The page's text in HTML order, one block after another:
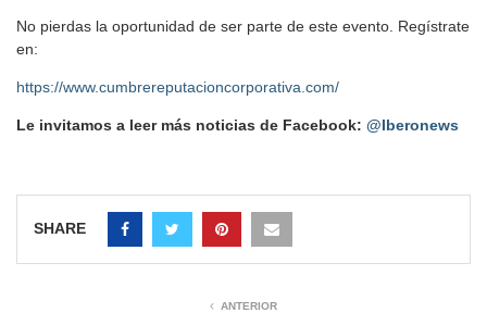
No pierdas la oportunidad de ser parte de este evento. Regístrate
en:
https://www.cumbrereputacioncorporativa.com/
Le invitamos a leer más noticias de Facebook: @Iberonews
SHARE
ANTERIOR